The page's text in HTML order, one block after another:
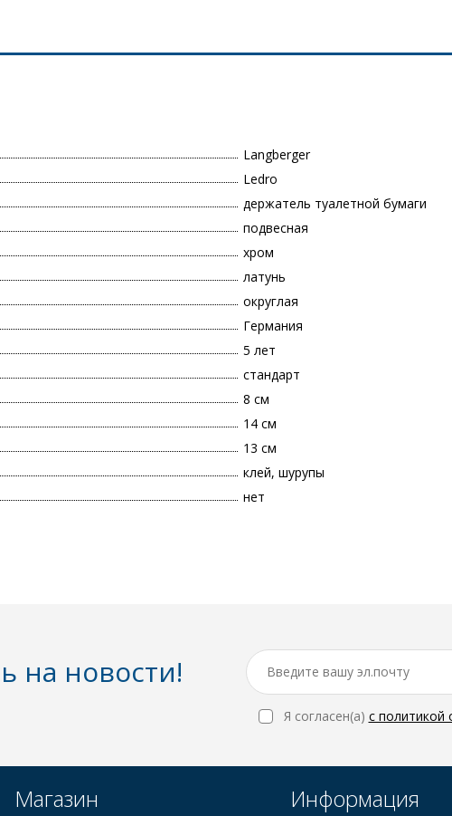
Langberger
Ledro
держатель туалетной бумаги
подвесная
хром
латунь
округлая
Германия
5 лет
стандарт
8 см
14 см
13 см
клей, шурупы
нет
на новости!
Я согласен(a) с политикой
Магазин Информация